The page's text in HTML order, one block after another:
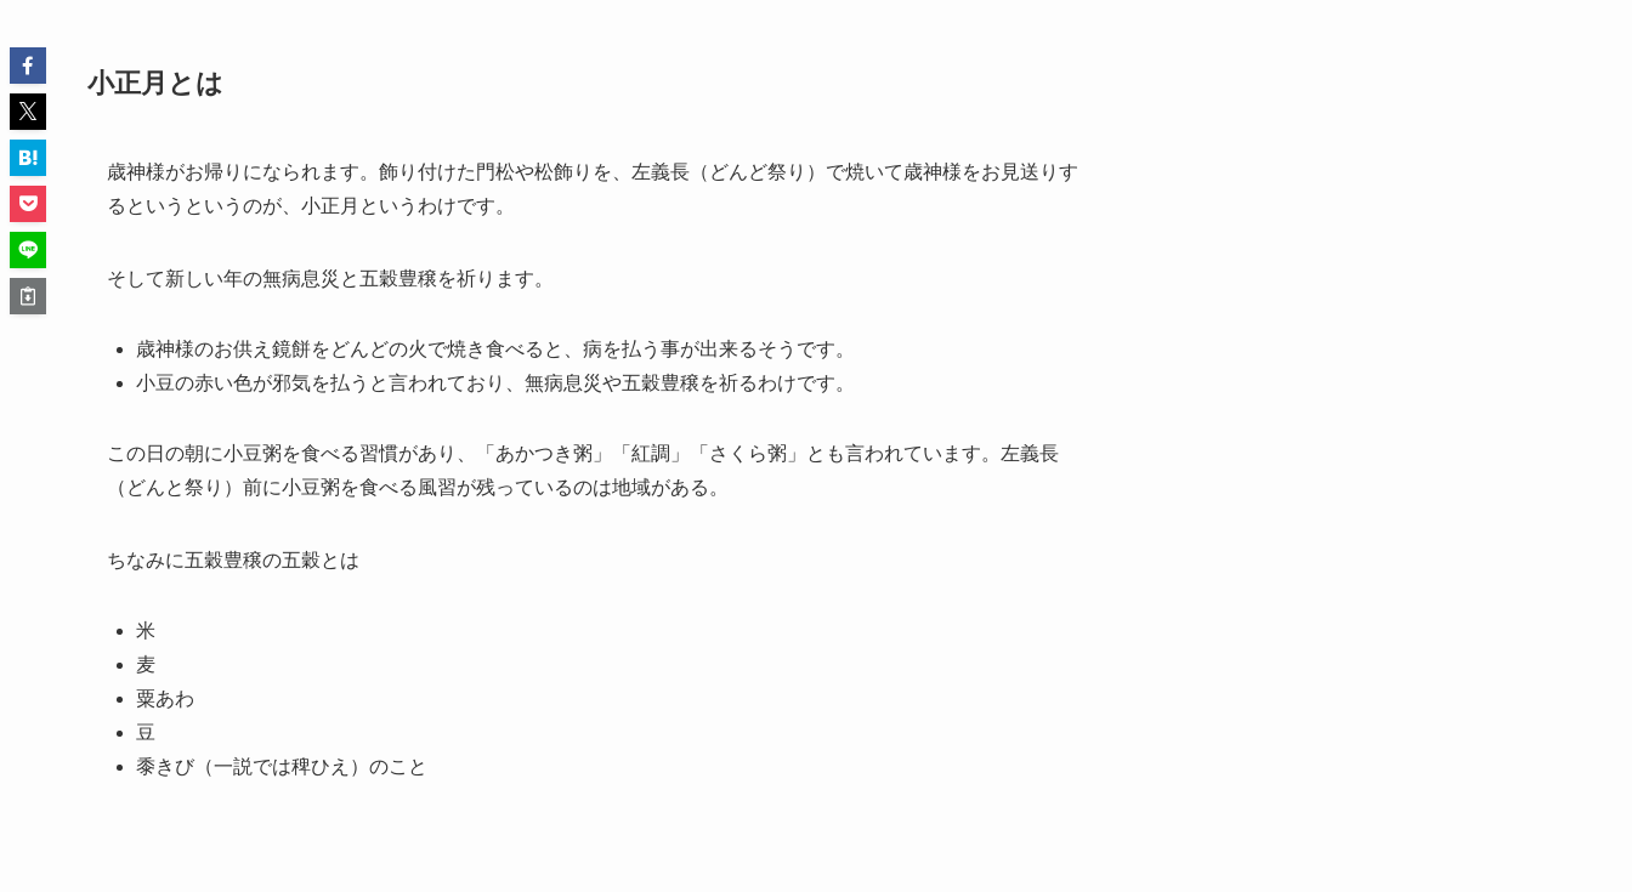
小正月とは
歳神様がお帰りになられます。飾り付けた門松や松飾りを、左義長（どんど祭り）で焼いて歳神様をお見送りす
るというというのが、小正月というわけです。
そして新しい年の無病息災と五穀豊穣を祈ります。
歳神様のお供え鏡餅をどんどの火で焼き食べると、病を払う事が出来るそうです。
小豆の赤い色が邪気を払うと言われており、無病息災や五穀豊穣を祈るわけです。
この日の朝に小豆粥を食べる習慣があり、「あかつき粥」「紅調」「さくら粥」とも言われています。左義長
（どんと祭り）前に小豆粥を食べる風習が残っているのは地域がある。
ちなみに五穀豊穣の五穀とは
米
麦
粟あわ
豆
黍きび（一説では稗ひえ）のこと